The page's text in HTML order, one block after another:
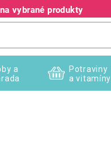
na vybrané produkty
a
Potraviny
a vitamíny